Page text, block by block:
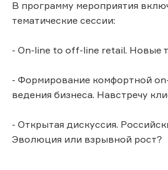
В программу мероприятия
тематические сессии:
- On-line to off-line retail. Новые
- Формирование комфортной
ведения бизнеса. Навстречу
- Открытая дискуссия.
Эволюция или взрывной рост?